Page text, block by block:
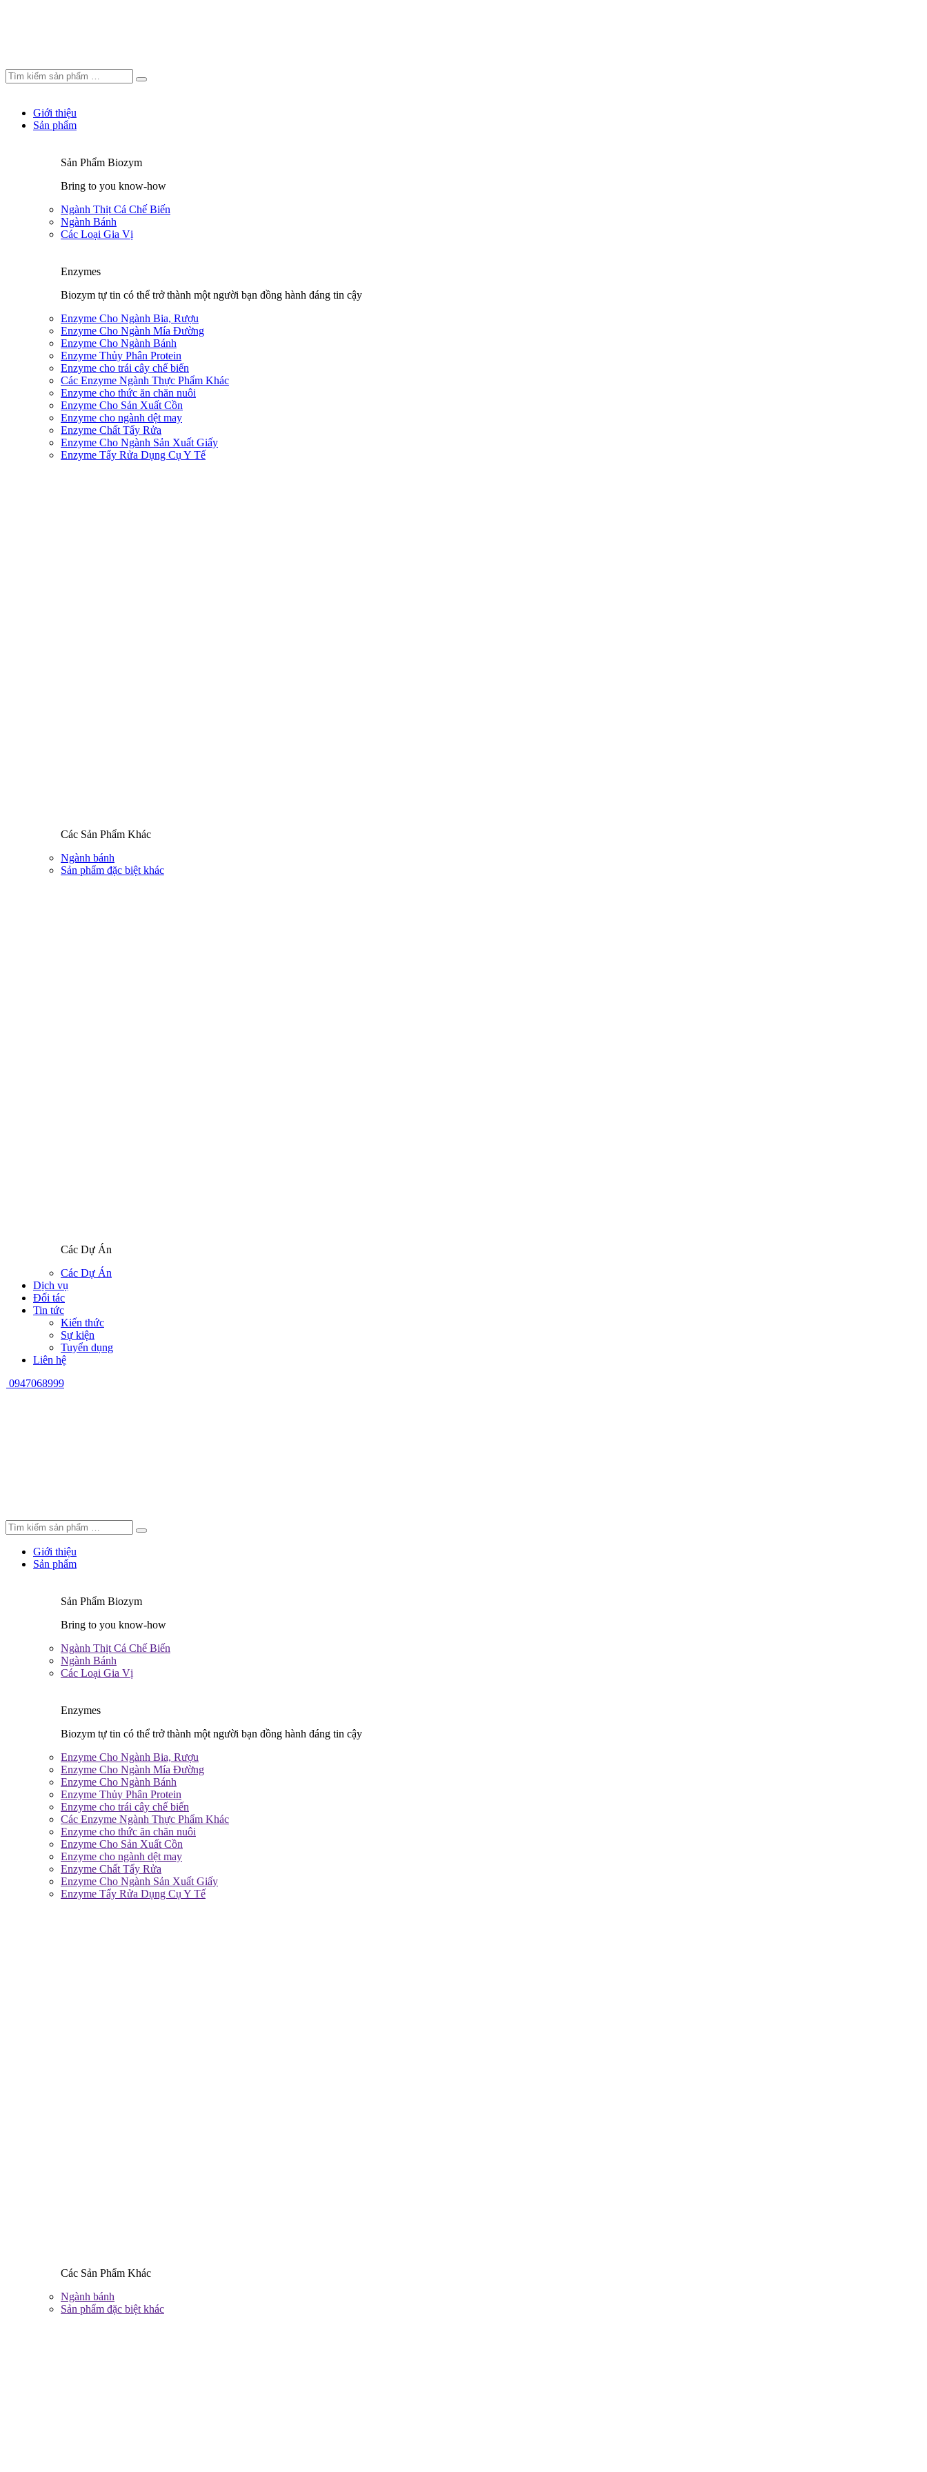
Giới thiệu
Sản phẩm
Sản Phẩm Biozym
Bring to you know-how
Ngành Thịt Cá Chế Biến
Ngành Bánh
Các Loại Gia Vị
Enzymes
Biozym tự tin có thể trở thành một người bạn đồng hành đáng tin cậy
Enzyme Cho Ngành Bia, Rượu
Enzyme Cho Ngành Mía Đường
Enzyme Cho Ngành Bánh
Enzyme Thủy Phân Protein
Enzyme cho trái cây chế biến
Các Enzyme Ngành Thực Phẩm Khác
Enzyme cho thức ăn chăn nuôi
Enzyme Cho Sản Xuất Cồn
Enzyme cho ngành dệt may
Enzyme Chất Tẩy Rửa
Enzyme Cho Ngành Sản Xuất Giấy
Enzyme Tẩy Rửa Dụng Cụ Y Tế
Các Sản Phẩm Khác
Ngành bánh
Sản phẩm đặc biệt khác
Các Dự Án
Các Dự Án
Dịch vụ
Đối tác
Tin tức
Kiến thức
Sự kiện
Tuyển dụng
Liên hệ
0947068999
Giới thiệu
Sản phẩm
Sản Phẩm Biozym
Bring to you know-how
Ngành Thịt Cá Chế Biến
Ngành Bánh
Các Loại Gia Vị
Enzymes
Biozym tự tin có thể trở thành một người bạn đồng hành đáng tin cậy
Enzyme Cho Ngành Bia, Rượu
Enzyme Cho Ngành Mía Đường
Enzyme Cho Ngành Bánh
Enzyme Thủy Phân Protein
Enzyme cho trái cây chế biến
Các Enzyme Ngành Thực Phẩm Khác
Enzyme cho thức ăn chăn nuôi
Enzyme Cho Sản Xuất Cồn
Enzyme cho ngành dệt may
Enzyme Chất Tẩy Rửa
Enzyme Cho Ngành Sản Xuất Giấy
Enzyme Tẩy Rửa Dụng Cụ Y Tế
Các Sản Phẩm Khác
Ngành bánh
Sản phẩm đặc biệt khác